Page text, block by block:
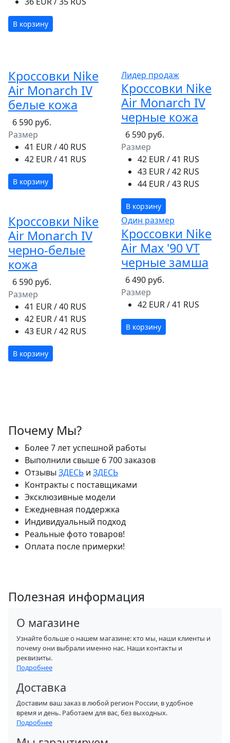
В корзину
Кроссовки Nike
Air Monarch IV
белые кожа
6 590 руб.
Размер
41 EUR / 40 RUS
42 EUR / 41 RUS
В корзину
Лидер продаж
Кроссовки Nike
Air Monarch IV
черные кожа
6 590 руб.
Размер
42 EUR / 41 RUS
43 EUR / 42 RUS
44 EUR / 43 RUS
В корзину
Кроссовки Nike
Air Monarch IV
черно-белые
кожа
6 590 руб.
Размер
41 EUR / 40 RUS
42 EUR / 41 RUS
43 EUR / 42 RUS
В корзину
Один размер
Кроссовки Nike
Air Max '90 VT
черные замша
6 490 руб.
Размер
42 EUR / 41 RUS
В корзину
Почему Мы?
Более 7 лет успешной работы
Выполнили свыше 6 700 заказов
Отзывы ЗДЕСЬ и ЗДЕСЬ
Контракты с поставщиками
Эксклюзивные модели
Ежедневная поддержка
Индивидуальный подход
Реальные фото товаров!
Оплата после примерки!
Полезная информация
О магазине
Узнайте больше о нашем магазине: кто мы, наши клиенты и
почему они выбрали именно нас. Наши контакты и
реквизиты.
Подробнее
Доставка
Доставим ваш заказ в любой регион России, в удобное
время и день. Работаем для вас, без выходных.
Подробнее